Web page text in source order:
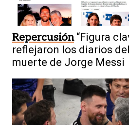
Repercusión “Figura
reflejaron los diarios
muerte de Jorge Messi